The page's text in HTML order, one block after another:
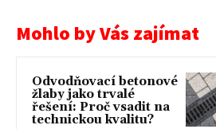
Mohlo by Vás zajímat
Odvodňovací betonové
žlaby jako trvalé
řešení: Proč vsadit na
technickou kvalitu?